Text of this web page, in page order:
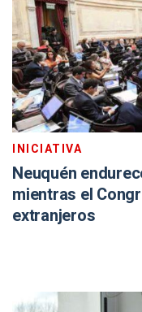
INICIATIVA
Neuquén
mientras el
extranjeros